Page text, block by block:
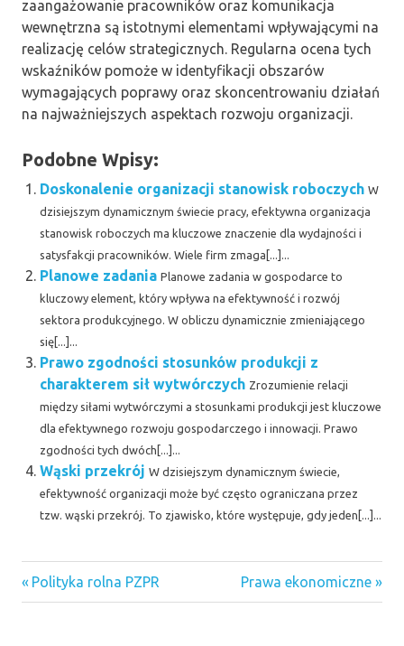
zaangażowanie pracowników oraz komunikacja
wewnętrzna są istotnymi elementami wpływającymi na
realizację celów strategicznych. Regularna ocena tych
wskaźników pomoże w identyfikacji obszarów
wymagających poprawy oraz skoncentrowaniu działań
na najważniejszych aspektach rozwoju organizacji.
Podobne Wpisy:
Doskonalenie organizacji stanowisk roboczych W
dzisiejszym dynamicznym świecie pracy, efektywna organizacja
stanowisk roboczych ma kluczowe znaczenie dla wydajności i
satysfakcji pracowników. Wiele firm zmaga[...]...
Planowe zadania Planowe zadania w gospodarce to
kluczowy element, który wpływa na efektywność i rozwój
sektora produkcyjnego. W obliczu dynamicznie zmieniającego
się[...]...
Prawo zgodności stosunków produkcji z
charakterem sił wytwórczych Zrozumienie relacji
między siłami wytwórczymi a stosunkami produkcji jest kluczowe
dla efektywnego rozwoju gospodarczego i innowacji. Prawo
zgodności tych dwóch[...]...
Wąski przekrój W dzisiejszym dynamicznym świecie,
efektywność organizacji może być często ograniczana przez
tzw. wąski przekrój. To zjawisko, które występuje, gdy jeden[...]...
Nawigacja
Previous
Post:
Polityka rolna PZPR
Next
Post:
Prawa ekonomiczne